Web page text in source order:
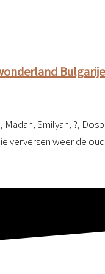
Smilyan, ?,
verversen weer de